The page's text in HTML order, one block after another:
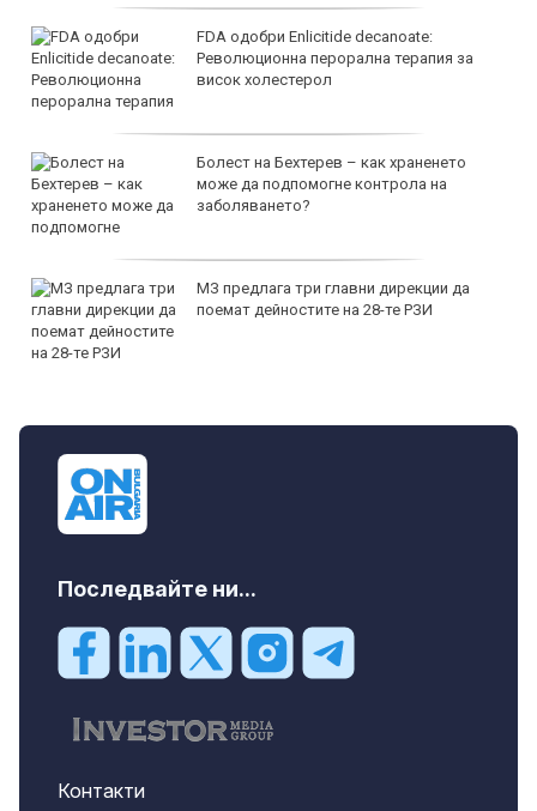
FDA одобри Еnlicitide decanoate:
Революционна перорална терапия за
висок холестерол
Болест на Бехтерев – как храненето
може да подпомогне контрола на
заболяването?
МЗ предлага три главни дирекции да
поемат дейностите на 28-те РЗИ
Последвайте ни...
Контакти